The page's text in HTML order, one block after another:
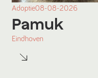
Adoptie08-08-2026
Pamuk
Eindhoven